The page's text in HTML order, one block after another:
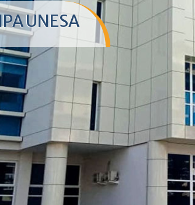
UNESA